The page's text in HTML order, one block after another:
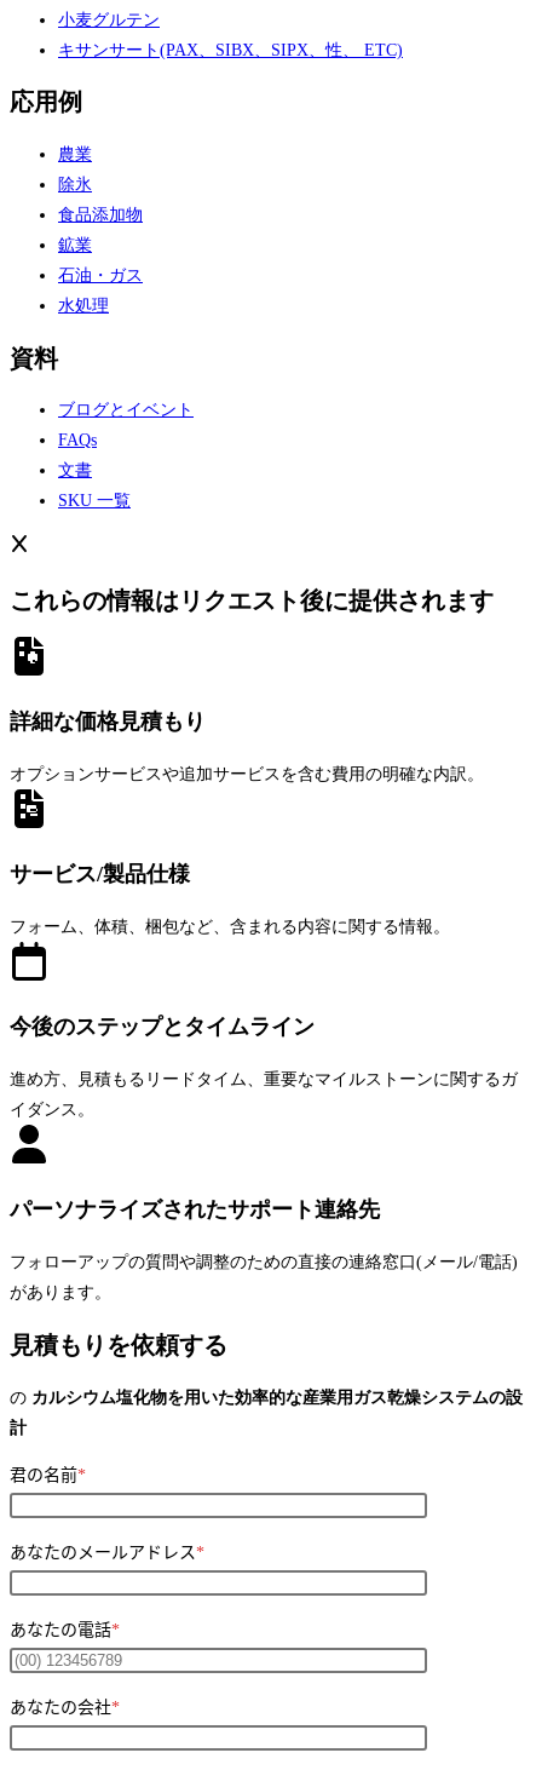
小麦グルテン
キサンサート(PAX、SIBX、SIPX、性、 ETC)
応用例
農業
除氷
食品添加物
鉱業
石油・ガス
水処理
資料
ブログとイベント
FAQs
文書
SKU 一覧
これらの情報はリクエスト後に提供されます
詳細な価格見積もり
オプションサービスや追加サービスを含む費用の明確な内訳。
サービス/製品仕様
フォーム、体積、梱包など、含まれる内容に関する情報。
今後のステップとタイムライン
進め方、見積もるリードタイム、重要なマイルストーンに関するガ
イダンス。
パーソナライズされたサポート連絡先
フォローアップの質問や調整のための直接の連絡窓口(メール/電話)
があります。
見積もりを依頼する
の カルシウム塩化物を用いた効率的な産業用ガス乾燥システムの設
計
君の名前*
あなたのメールアドレス*
あなたの電話*
あなたの会社*